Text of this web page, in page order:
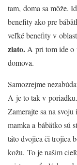
tam, doma sa môže.
benefity ako pre
veľké benefity v
zlato. A pri tom ide o
domova.
Samozrejme
A je to tak v
Zamerajte sa na
mamka a bábätko sú
táto dvojica či trojica
kožu. To je našim